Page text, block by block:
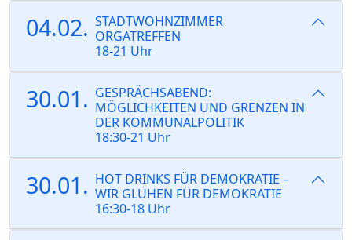
04.02. STADTWOHNZIMMER
ORGATREFFEN
18-21 Uhr
30.01. GESPRÄCHSABEND:
MÖGLICHKEITEN UND GRENZEN IN
DER KOMMUNALPOLITIK
18:30-21 Uhr
30.01. HOT DRINKS FÜR DEMOKRATIE –
WIR GLÜHEN FÜR DEMOKRATIE
16:30-18 Uhr